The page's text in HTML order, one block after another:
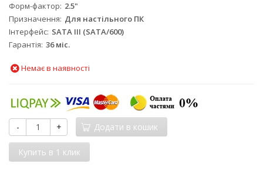
Форм-фактор 2.5"
Призначення Для настільного ПК
Інтерфейс SATA III (SATA/600)
Гарантія 36 міс.
Немає в наявності
- + Додати в кошик